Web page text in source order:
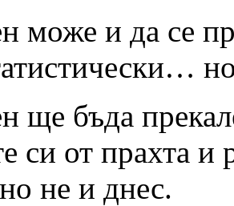
може и да се
ще бъда
си от прахта и
не и днес.